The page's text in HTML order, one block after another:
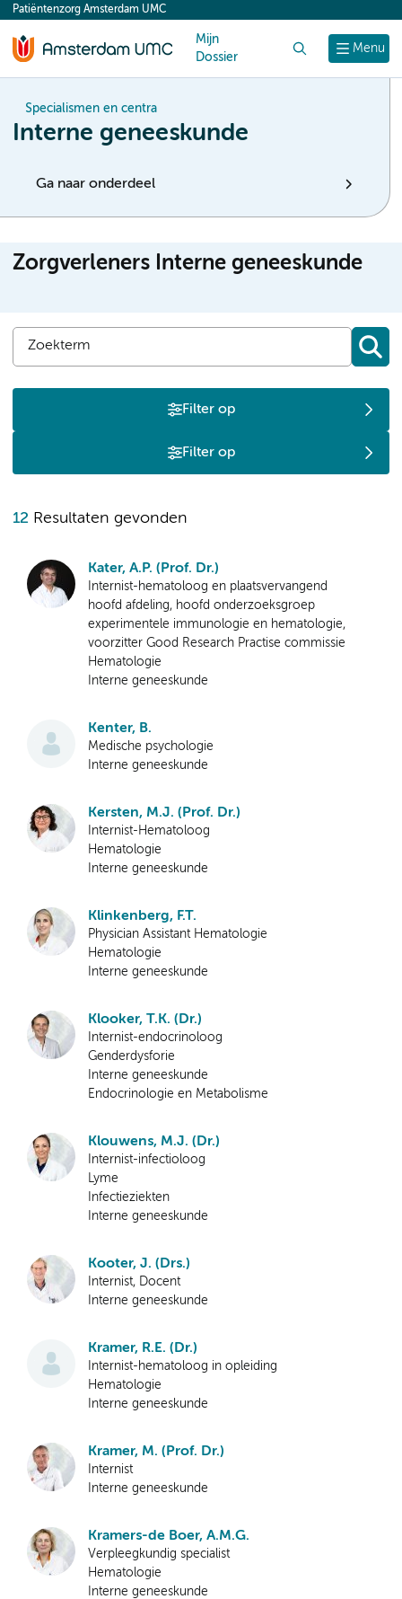
content
Menu
Patiëntenzorg Amsterdam UMC
Mijn
Dossier
Specialismen en centra
Interne geneeskunde
Ga naar onderdeel
Zorgverleners Interne geneeskunde
Filter op
Filter op
12 Resultaten gevonden
Kater, A.P. (Prof. Dr.)
Internist-hematoloog en plaatsvervangend
hoofd afdeling, hoofd onderzoeksgroep
experimentele immunologie en hematologie,
voorzitter Good Research Practise commissie
Hematologie
Interne geneeskunde
Kenter, B.
Medische psychologie
Interne geneeskunde
Kersten, M.J. (Prof. Dr.)
Internist-Hematoloog
Hematologie
Interne geneeskunde
Klinkenberg, F.T.
Physician Assistant Hematologie
Hematologie
Interne geneeskunde
Klooker, T.K. (Dr.)
Internist-endocrinoloog
Genderdysforie
Interne geneeskunde
Endocrinologie en Metabolisme
Klouwens, M.J. (Dr.)
Internist-infectioloog
Lyme
Infectieziekten
Interne geneeskunde
Kooter, J. (Drs.)
Internist, Docent
Interne geneeskunde
Kramer, R.E. (Dr.)
Internist-hematoloog in opleiding
Hematologie
Interne geneeskunde
Kramer, M. (Prof. Dr.)
Internist
Interne geneeskunde
Kramers-de Boer, A.M.G.
Verpleegkundig specialist
Hematologie
Interne geneeskunde